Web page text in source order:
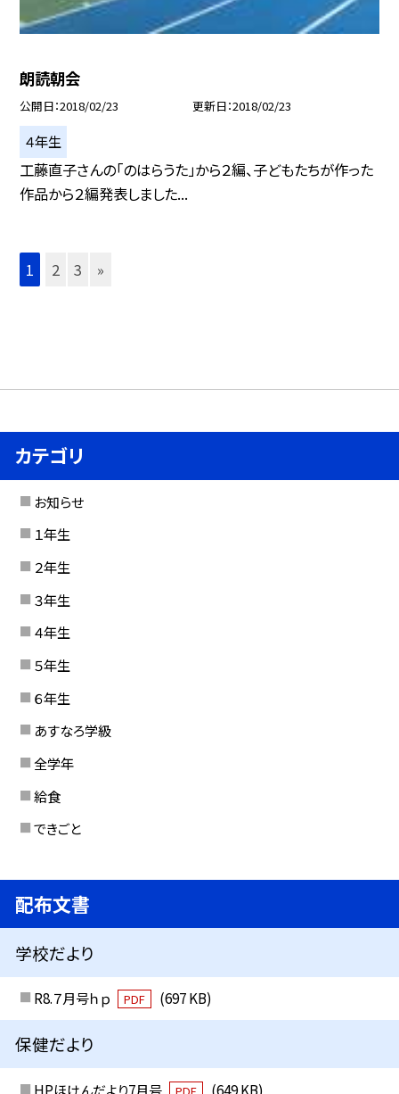
朗読朝会
公開日 2018/02/23 更新日 2018/02/23
４年生
工藤直子さんの「のはらうた」から２編、子どもたちが作った
作品から２編発表しました...
1 2 3 »
カテゴリ
お知らせ
１年生
２年生
３年生
４年生
５年生
６年生
あすなろ学級
全学年
給食
できごと
配布文書
学校だより
R8.７月号ｈｐ PDF (697 KB)
保健だより
HPほけんだより7月号 (649 KB)